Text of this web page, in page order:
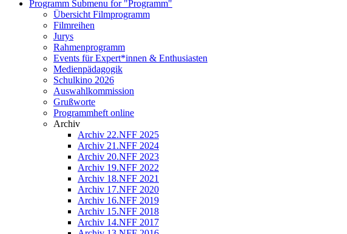
Programm Submenu for "Programm"
Übersicht Filmprogramm
Filmreihen
Jurys
Rahmenprogramm
Events für Expert*innen & Enthusiasten
Medienpädagogik
Schulkino 2026
Auswahlkommission
Grußworte
Programmheft online
Archiv
Archiv 22.NFF 2025
Archiv 21.NFF 2024
Archiv 20.NFF 2023
Archiv 19.NFF 2022
Archiv 18.NFF 2021
Archiv 17.NFF 2020
Archiv 16.NFF 2019
Archiv 15.NFF 2018
Archiv 14.NFF 2017